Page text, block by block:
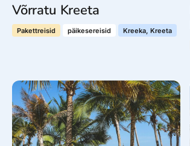
Võrratu Kreeta
Pakettreisid päikesereisid Kreeka, Kreeta